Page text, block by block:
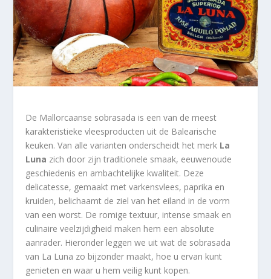
De Mallorcaanse sobrasada is een van de meest
karakteristieke vleesproducten uit de Balearische
keuken. Van alle varianten onderscheidt het merk La
Luna zich door zijn traditionele smaak, eeuwenoude
geschiedenis en ambachtelijke kwaliteit. Deze
delicatesse, gemaakt met varkensvlees, paprika en
kruiden, belichaamt de ziel van het eiland in de vorm
van een worst. De romige textuur, intense smaak en
culinaire veelzijdigheid maken hem een absolute
aanrader. Hieronder leggen we uit wat de sobrasada
van La Luna zo bijzonder maakt, hoe u ervan kunt
genieten en waar u hem veilig kunt kopen.